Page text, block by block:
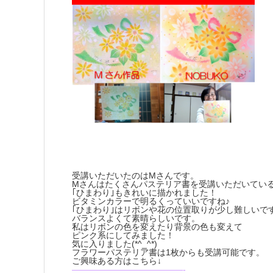
受講いただいたのはMさんです。
Mさんはたくさんパステリア書を受講いただいてい
｢ひまわり｣もきれいに描かれました！
ビタミンカラーで明るくっていいですね♪
｢ひまわり｣はリボンや花の位置取りが少し難しいで
バランスよくて素晴らしいです。
私はリボンの色を変えたり背景の色も変えて
ピンク系にしてみました！
気に入りました(*^_^*)
フラワーパステリア書は1枚からも受講可能です。
ご興味ある方はこちら↓
—————————————-